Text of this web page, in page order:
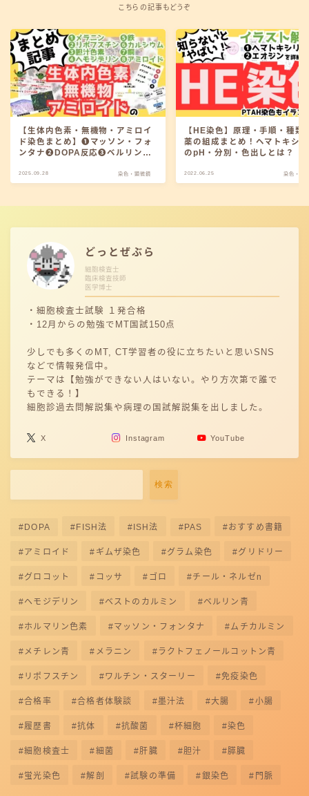
こちらの記事もどうぞ
【生体内色素・無機物・アミロイ
ド染色まとめ】❶マッソン・フォ
ンタナ❷DOPA反応❸ベルリン青
2025.09.28 染色・顕微鏡
【HE染色】原理・手順・種類
薬の組成まとめ！ヘマトキシ
のpH・分別・色出しとは？
2022.06.25 染色・顕
どっとぜぶら
細胞検査士
臨床検査技師
医学博士
・細胞検査士試験 １発合格
・12月からの勉強でMT国試150点
少しでも多くのMT, CT学習者の役に立ちたいと思いSNS
などで情報発信中。
テーマは【勉強ができない人はいない。やり方次第で誰で
もできる！】
細胞診過去問解説集や病理の国試解説集を出しました。
X Instagram YouTube
検索
DOPA FISH法 ISH法 PAS おすすめ書籍
アミロイド ギムザ染色 グラム染色 グリドリー
グロコット コッサ ゴロ チール・ネルゼn
ヘモジデリン ベストのカルミン ベルリン青
ホルマリン色素 マッソン・フォンタナ ムチカルミン
メチレン青 メラニン ラクトフェノールコットン青
リポフスチン ワルチン・スターリー 免疫染色
合格率 合格者体験談 墨汁法 大腸 小腸
履歴書 抗体 抗酸菌 杯細胞 染色
細胞検査士 細菌 肝臓 胆汁 膵臓
蛍光染色 解剖 試験の準備 銀染色 門脈